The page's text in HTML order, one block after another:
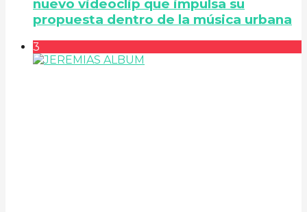
nuevo videoclip que impulsa su
propuesta dentro de la música urbana
3